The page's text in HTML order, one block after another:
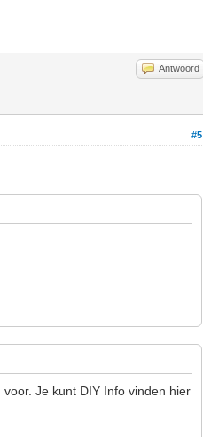
Antwoord
#5
Je kunt DIY Info vinden hier